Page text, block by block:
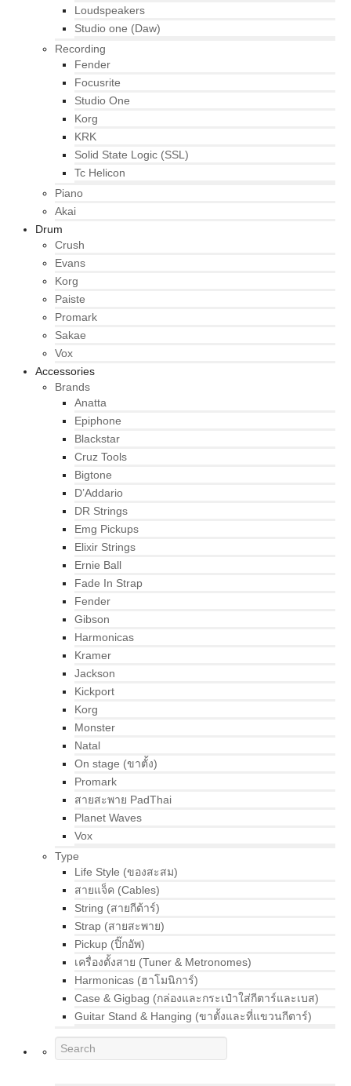
Loudspeakers
Studio one (Daw)
Recording
Fender
Focusrite
Studio One
Korg
KRK
Solid State Logic (SSL)
Tc Helicon
Piano
Akai
Drum
Crush
Evans
Korg
Paiste
Promark
Sakae
Vox
Accessories
Brands
Anatta
Epiphone
Blackstar
Cruz Tools
Bigtone
D’Addario
DR Strings
Emg Pickups
Elixir Strings
Ernie Ball
Fade In Strap
Fender
Gibson
Harmonicas
Kramer
Jackson
Kickport
Korg
Monster
Natal
On stage (ขาตั้ง)
Promark
สายสะพาย PadThai
Planet Waves
Vox
Type
Life Style (ของสะสม)
สายแจ็ค (Cables)
String (สายกีต้าร์)
Strap (สายสะพาย)
Pickup (ปิ๊กอัพ)
เครื่องตั้งสาย (Tuner & Metronomes)
Harmonicas (ฮาโมนิการ์)
Case & Gigbag (กล่องและกระเป๋าใส่กีตาร์และเบส)
Guitar Stand & Hanging (ขาตั้งและที่แขวนกีตาร์)